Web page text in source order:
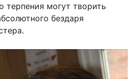
терпения могут творить
бездаря